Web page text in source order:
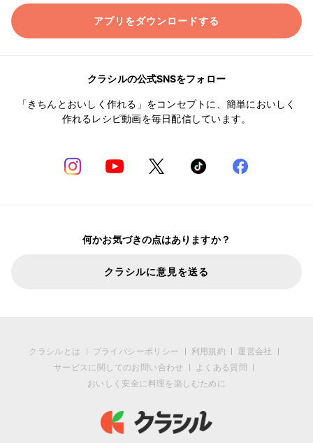
アプリをダウンロードする
クラシルの公式SNSをフォロー
「きちんとおいしく作れる」をコンセプトに、簡単においしく
作れるレシピ動画を毎日配信しています。
何かお気づきの点はありますか？
クラシルに意見を送る
クラシルとは プライバシーポリシー 利用規約
運営会社
サービスに関してのお問い合わせ
よくある質問
おいしく安全に料理を楽しむために